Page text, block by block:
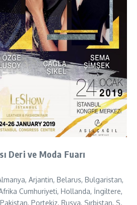
Deri ve Moda Fuarı
Arjantin, Belarus, Bulgaristan,
Cumhuriyeti, Hollanda, İngiltere,
Portekiz, Rusya, Sırbistan, S.